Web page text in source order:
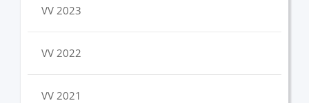
VV 2023
VV 2022
VV 2021